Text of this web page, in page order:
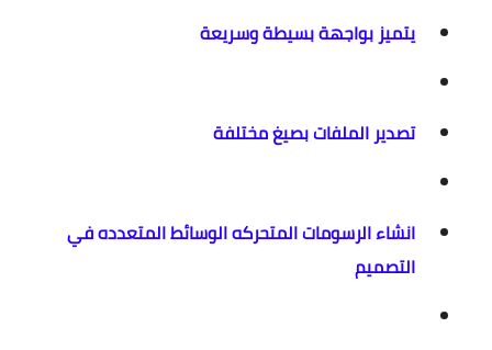
يتميز بواجهة بسيطة وسريعة
تصدير الملفات بصيغ مختلفة
انشاء الرسومات المتحركه الوسائط المتعدده في
التصميم